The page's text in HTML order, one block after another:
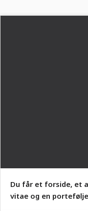
Du får et forside, et
vitae og en